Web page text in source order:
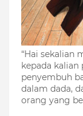
“Hai sekalian
kepada kalian
penyembuh
dalam dada,
orang yang